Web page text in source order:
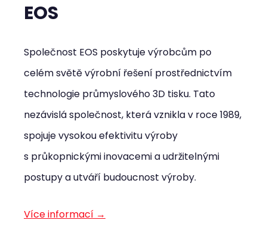
EOS
Společnost EOS poskytuje výrobcům po
celém světě výrobní řešení prostřednictvím
technologie průmyslového 3D tisku. Tato
nezávislá společnost, která vznikla v roce 1989,
spojuje vysokou efektivitu výroby
s průkopnickými inovacemi a udržitelnými
postupy a utváří budoucnost výroby.
Více informací →